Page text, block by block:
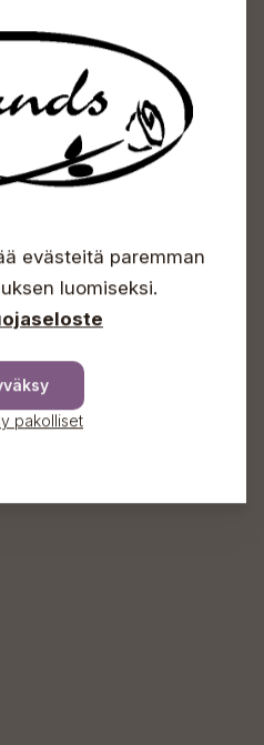
evästeitä paremman
luomiseksi.
pakolliset